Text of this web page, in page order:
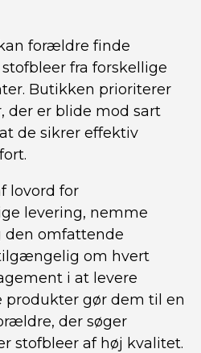
forældre finde
fra forskellige
Butikken prioriterer
der er blide mod sart
de sikrer effektiv
lovord for
levering, nemme
den omfattende
om hvert
i at levere
produkter gør dem til en
der søger
stofbleer af høj kvalitet.